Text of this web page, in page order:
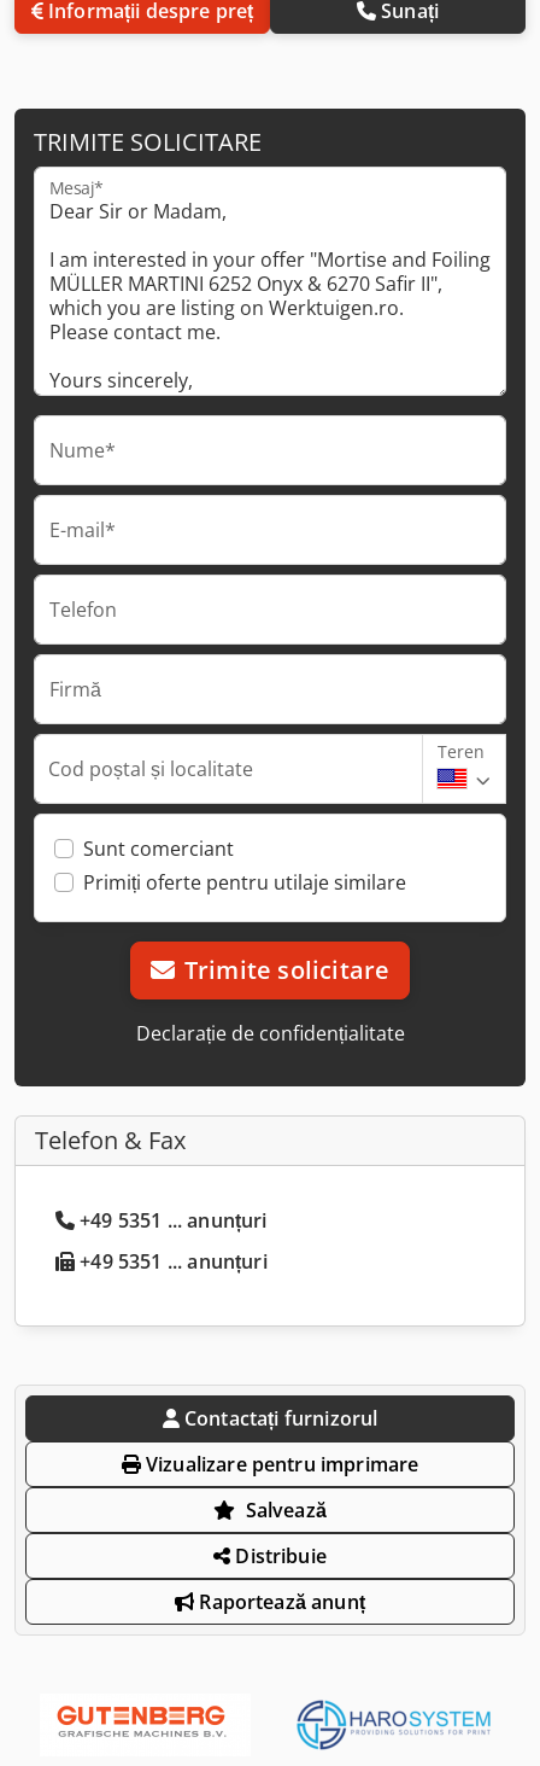
Informații despre preț Sunați
TRIMITE SOLICITARE
Mesaj*
Nume*
E-mail*
Telefon
Firmă
Cod poștal și localitate
Teren
Sunt comerciant
Primiți oferte pentru utilaje similare
Trimite solicitare
Declarație de confidențialitate
Telefon & Fax
+49 5351 ... anunțuri
+49 5351 ... anunțuri
Contactați furnizorul
Vizualizare pentru imprimare
Salvează
Distribuie
Raportează anunț